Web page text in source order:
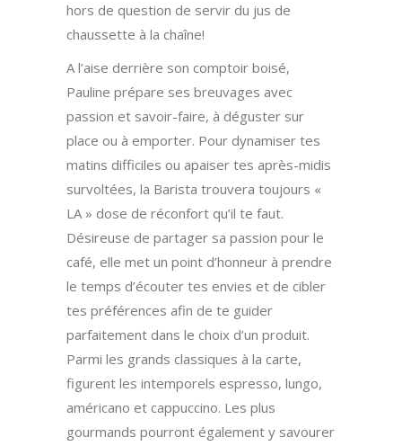
hors de question de servir du jus de
chaussette à la chaîne!
A l’aise derrière son comptoir boisé,
Pauline prépare ses breuvages avec
passion et savoir-faire, à déguster sur
place ou à emporter. Pour dynamiser tes
matins difficiles ou apaiser tes après-midis
survoltées, la Barista trouvera toujours «
LA » dose de réconfort qu’il te faut.
Désireuse de partager sa passion pour le
café, elle met un point d’honneur à prendre
le temps d’écouter tes envies et de cibler
tes préférences afin de te guider
parfaitement dans le choix d’un produit.
Parmi les grands classiques à la carte,
figurent les intemporels espresso, lungo,
américano et cappuccino. Les plus
gourmands pourront également y savourer